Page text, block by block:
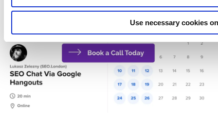
Use necessary cookies